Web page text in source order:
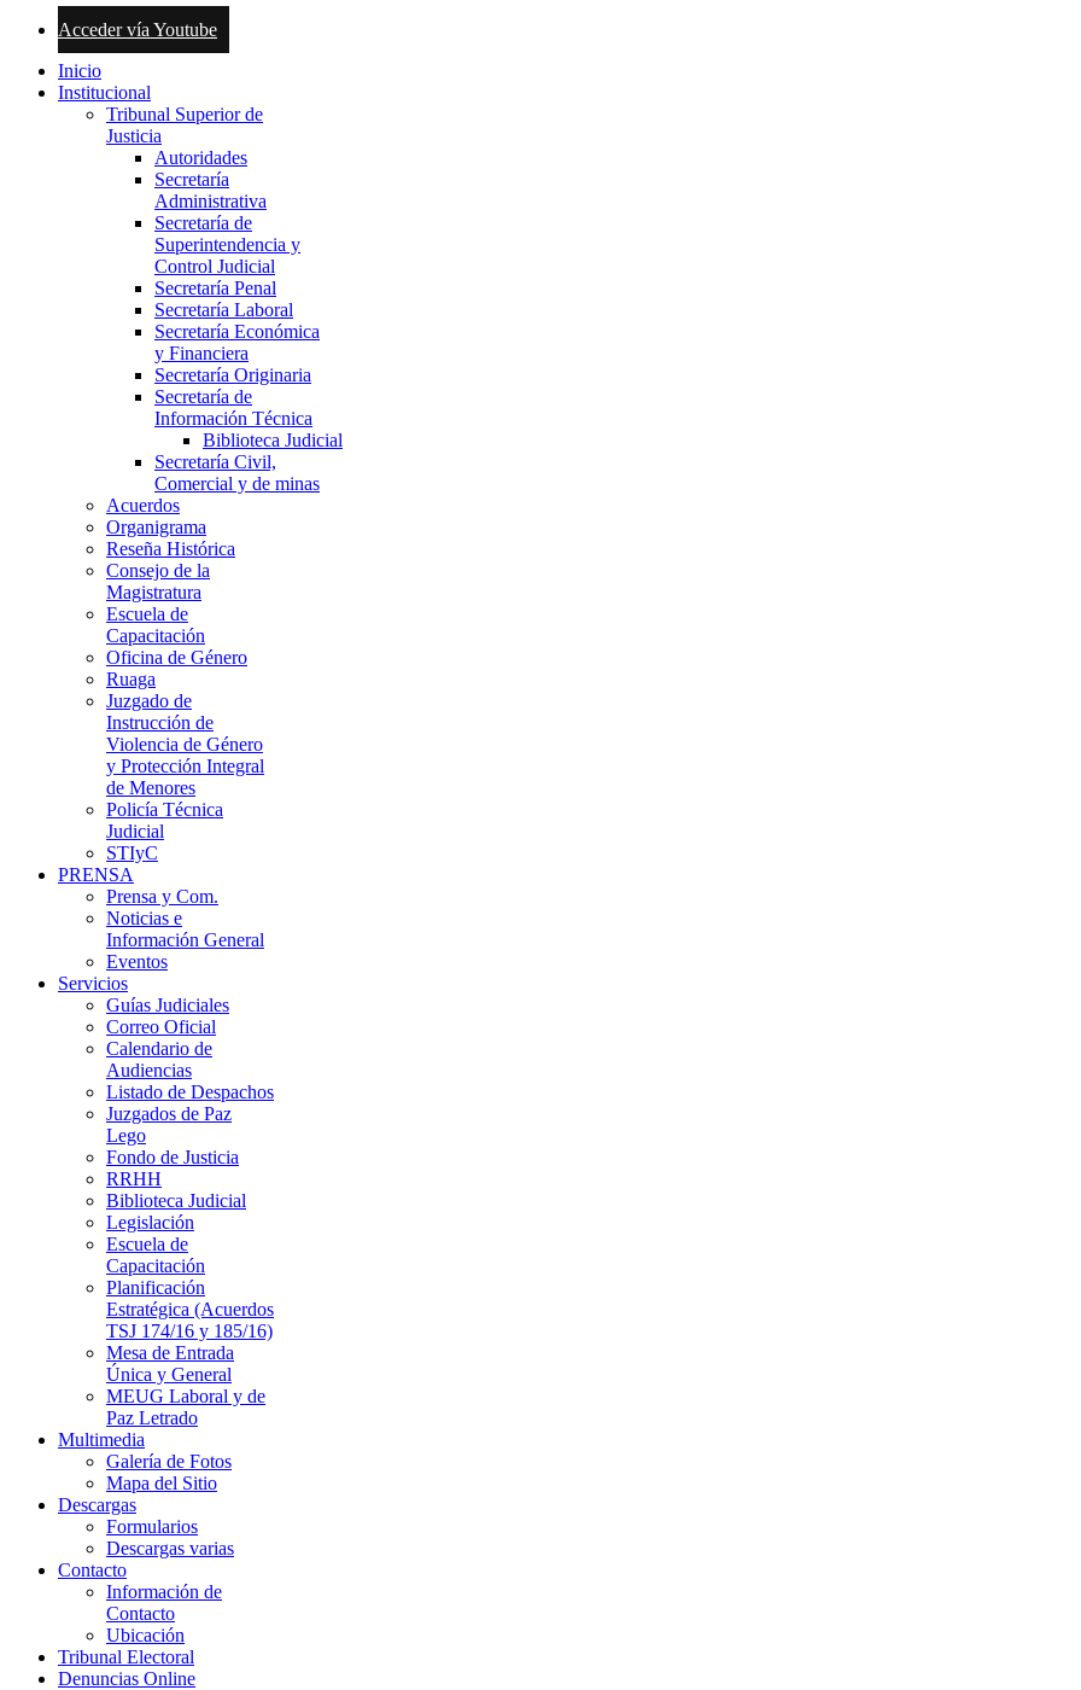
Acceder vía Youtube
Inicio
Institucional
Tribunal Superior de
Justicia
Autoridades
Secretaría
Administrativa
Secretaría de
Superintendencia y
Control Judicial
Secretaría Penal
Secretaría Laboral
Secretaría Económica
y Financiera
Secretaría Originaria
Secretaría de
Información Técnica
Biblioteca Judicial
Secretaría Civil,
Comercial y de minas
Acuerdos
Organigrama
Reseña Histórica
Consejo de la
Magistratura
Escuela de
Capacitación
Oficina de Género
Ruaga
Juzgado de
Instrucción de
Violencia de Género
y Protección Integral
de Menores
Policía Técnica
Judicial
STIyC
PRENSA
Prensa y Com.
Noticias e
Información General
Eventos
Servicios
Guías Judiciales
Correo Oficial
Calendario de
Audiencias
Listado de Despachos
Juzgados de Paz
Lego
Fondo de Justicia
RRHH
Biblioteca Judicial
Legislación
Escuela de
Capacitación
Planificación
Estratégica (Acuerdos
TSJ 174/16 y 185/16)
Mesa de Entrada
Única y General
MEUG Laboral y de
Paz Letrado
Multimedia
Galería de Fotos
Mapa del Sitio
Descargas
Formularios
Descargas varias
Contacto
Información de
Contacto
Ubicación
Tribunal Electoral
Denuncias Online